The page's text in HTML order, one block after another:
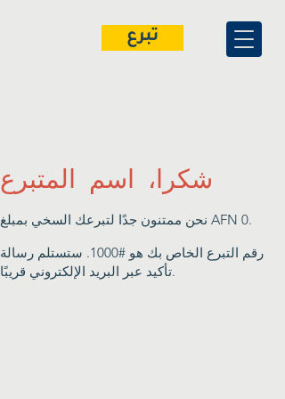
تبرع
شكرا، اسم المتبرع
نحن ممتنون جدًا لتبرعك السخي بمبلغ AFN 0.
رقم التبرع الخاص بك هو #1000. ستستلم رسالة
تأكيد عبر البريد الإلكتروني قريبًا.